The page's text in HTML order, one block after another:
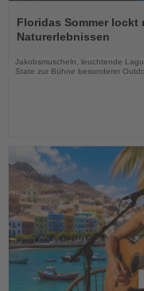
Sie
die
Floridas Sommer
Naturerlebnissen
Jakobsmuscheln, leuchtende
State zur Bühne besonderer